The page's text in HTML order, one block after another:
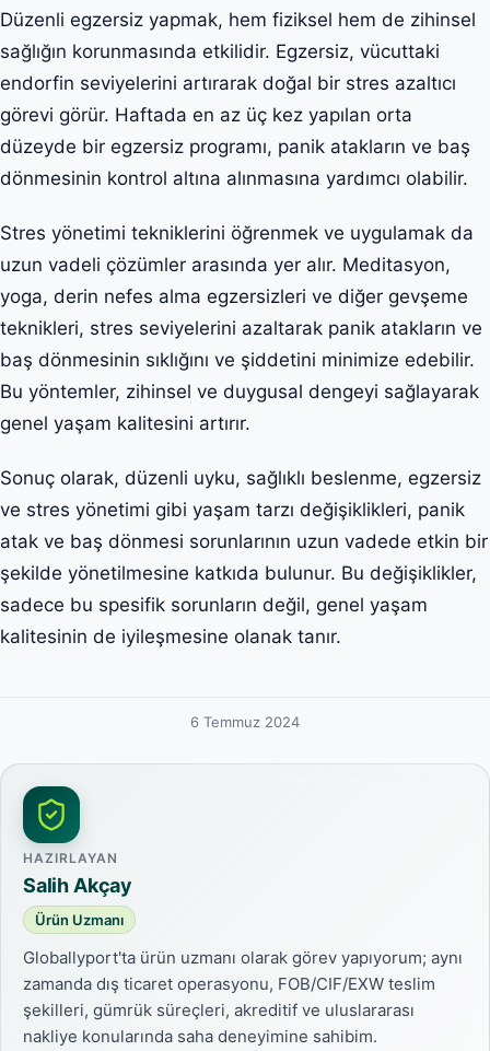
Düzenli egzersiz yapmak, hem fiziksel hem de zihinsel
sağlığın korunmasında etkilidir. Egzersiz, vücuttaki
endorfin seviyelerini artırarak doğal bir stres azaltıcı
görevi görür. Haftada en az üç kez yapılan orta
düzeyde bir egzersiz programı, panik atakların ve baş
dönmesinin kontrol altına alınmasına yardımcı olabilir.
Stres yönetimi tekniklerini öğrenmek ve uygulamak da
uzun vadeli çözümler arasında yer alır. Meditasyon,
yoga, derin nefes alma egzersizleri ve diğer gevşeme
teknikleri, stres seviyelerini azaltarak panik atakların ve
baş dönmesinin sıklığını ve şiddetini minimize edebilir.
Bu yöntemler, zihinsel ve duygusal dengeyi sağlayarak
genel yaşam kalitesini artırır.
Sonuç olarak, düzenli uyku, sağlıklı beslenme, egzersiz
ve stres yönetimi gibi yaşam tarzı değişiklikleri, panik
atak ve baş dönmesi sorunlarının uzun vadede etkin bir
şekilde yönetilmesine katkıda bulunur. Bu değişiklikler,
sadece bu spesifik sorunların değil, genel yaşam
kalitesinin de iyileşmesine olanak tanır.
6 Temmuz 2024
HAZIRLAYAN
Salih Akçay
Ürün Uzmanı
Globallyport'ta ürün uzmanı olarak görev yapıyorum; aynı
zamanda dış ticaret operasyonu, FOB/CIF/EXW teslim
şekilleri, gümrük süreçleri, akreditif ve uluslararası
nakliye konularında saha deneyimine sahibim.